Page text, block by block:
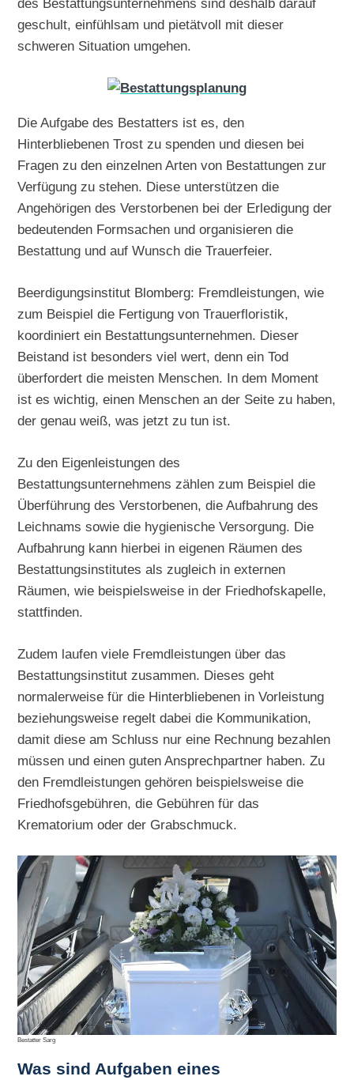
geschult, einfühlsam und pietätvoll mit dieser
schweren Situation umgehen.
Die Aufgabe des Bestatters ist es, den
Hinterbliebenen Trost zu spenden und diesen bei
Fragen zu den einzelnen Arten von Bestattungen zur
Verfügung zu stehen. Diese unterstützen die
Angehörigen des Verstorbenen bei der Erledigung der
bedeutenden Formsachen und organisieren die
Bestattung und auf Wunsch die Trauerfeier.
Beerdigungsinstitut Blomberg: Fremdleistungen, wie
zum Beispiel die Fertigung von Trauerfloristik,
koordiniert ein Bestattungsunternehmen. Dieser
Beistand ist besonders viel wert, denn ein Tod
überfordert die meisten Menschen. In dem Moment
ist es wichtig, einen Menschen an der Seite zu haben,
der genau weiß, was jetzt zu tun ist.
Zu den Eigenleistungen des
Bestattungsunternehmens zählen zum Beispiel die
Überführung des Verstorbenen, die Aufbahrung des
Leichnams sowie die hygienische Versorgung. Die
Aufbahrung kann hierbei in eigenen Räumen des
Bestattungsinstitutes als zugleich in externen
Räumen, wie beispielsweise in der Friedhofskapelle,
stattfinden.
Zudem laufen viele Fremdleistungen über das
Bestattungsinstitut zusammen. Dieses geht
normalerweise für die Hinterbliebenen in Vorleistung
beziehungsweise regelt dabei die Kommunikation,
damit diese am Schluss nur eine Rechnung bezahlen
müssen und einen guten Ansprechpartner haben. Zu
den Fremdleistungen gehören beispielsweise die
Friedhofsgebühren, die Gebühren für das
Krematorium oder der Grabschmuck.
Bestatter Sarg
Was sind Aufgaben eines